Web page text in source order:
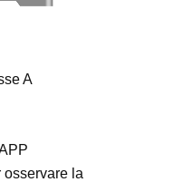
A
osservare la